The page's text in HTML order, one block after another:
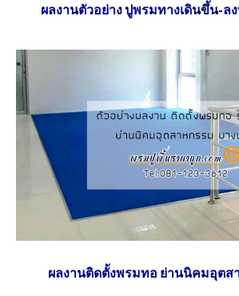
ผลงานตัวอย่าง ปูพรมทางเดินขึ้น-ลง
ผลงานติดตั้งพรมทอ ย่านนิคมอุตส